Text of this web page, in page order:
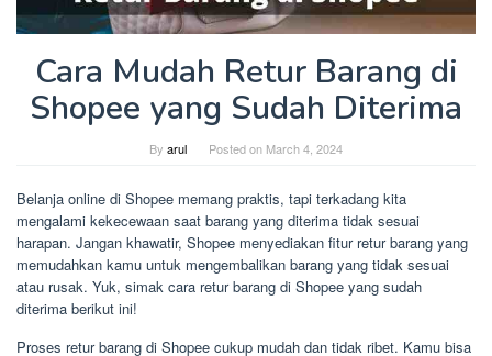
Cara Mudah Retur Barang di
Shopee yang Sudah Diterima
By arul Posted on March 4, 2024
Belanja online di Shopee memang praktis, tapi terkadang kita
mengalami kekecewaan saat barang yang diterima tidak sesuai
harapan. Jangan khawatir, Shopee menyediakan fitur retur barang yang
memudahkan kamu untuk mengembalikan barang yang tidak sesuai
atau rusak. Yuk, simak cara retur barang di Shopee yang sudah
diterima berikut ini!
Proses retur barang di Shopee cukup mudah dan tidak ribet. Kamu bisa